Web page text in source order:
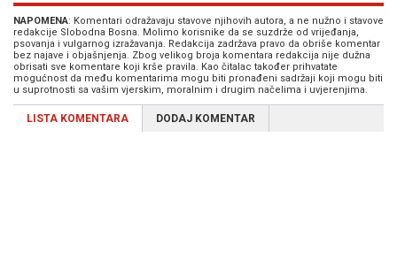
NAPOMENA: Komentari odražavaju stavove njihovih autora, a ne nužno i stavove
redakcije Slobodna Bosna. Molimo korisnike da se suzdrže od vrijeđanja,
psovanja i vulgarnog izražavanja. Redakcija zadržava pravo da obriše komentar
bez najave i objašnjenja. Zbog velikog broja komentara redakcija nije dužna
obrisati sve komentare koji krše pravila. Kao čitalac također prihvatate
mogućnost da među komentarima mogu biti pronađeni sadržaji koji mogu biti
u suprotnosti sa vašim vjerskim, moralnim i drugim načelima i uvjerenjima.
LISTA KOMENTARA DODAJ KOMENTAR